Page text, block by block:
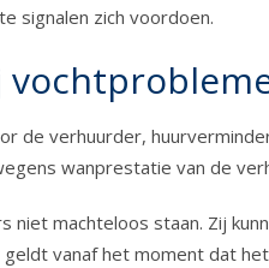
signalen zich voordoen.
de verhuurder,
wanprestatie van de
machteloos staan. Zij
vanaf het moment dat